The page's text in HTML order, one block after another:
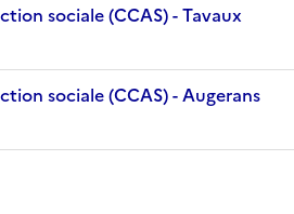
sociale (CCAS) - Tavaux
sociale (CCAS) - Augerans